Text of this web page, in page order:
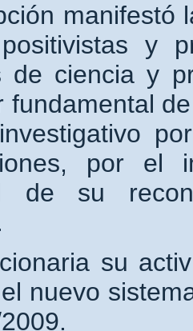
manifestó
y
de ciencia y
fundamental
por el
de su
su
nuevo